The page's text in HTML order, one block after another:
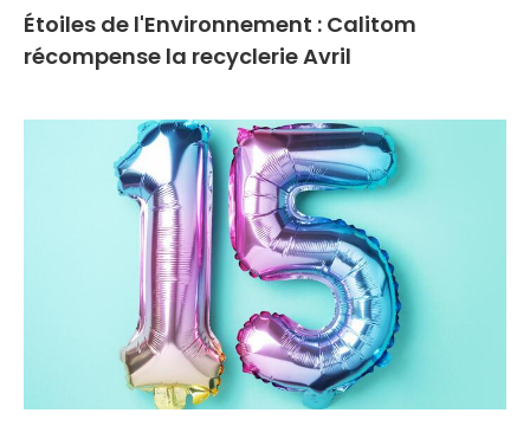
Étoiles de l'Environnement : Calitom
récompense la recyclerie Avril